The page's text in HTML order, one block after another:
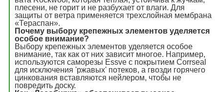
плесени, не горит и не разбухает от влаги. Для
защиты от ветра применяется трехслойная мембрана
«Тераспан».
Почему выбору крепежных элементов уделяется
особое внимание?
Выбору крепежных элементов уделяется особое
внимание, так как от них зависит многое. Например,
используются саморезы Essve с покрытием Corrseal
для исключения 'ржавых' потеков, а гвозди горячего
цинкования вставляются нейлером, чтобы не
повредить доску.